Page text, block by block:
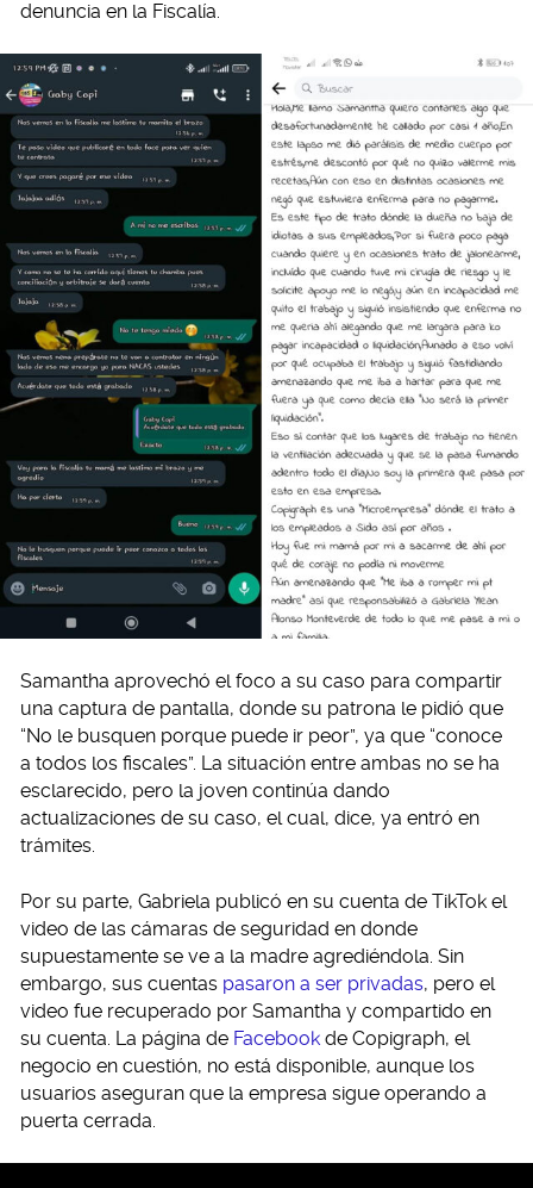
denuncia en la Fiscalía.
Samantha aprovechó el foco a su caso para compartir
una captura de pantalla, donde su patrona le pidió que
“No le busquen porque puede ir peor”, ya que “conoce
a todos los fiscales”. La situación entre ambas no se ha
esclarecido, pero la joven continúa dando
actualizaciones de su caso, el cual, dice, ya entró en
trámites.
Por su parte, Gabriela publicó en su cuenta de TikTok el
video de las cámaras de seguridad en donde
supuestamente se ve a la madre agrediéndola. Sin
embargo, sus cuentas pasaron a ser privadas, pero el
video fue recuperado por Samantha y compartido en
su cuenta. La página de Facebook de Copigraph, el
negocio en cuestión, no está disponible, aunque los
usuarios aseguran que la empresa sigue operando a
puerta cerrada.